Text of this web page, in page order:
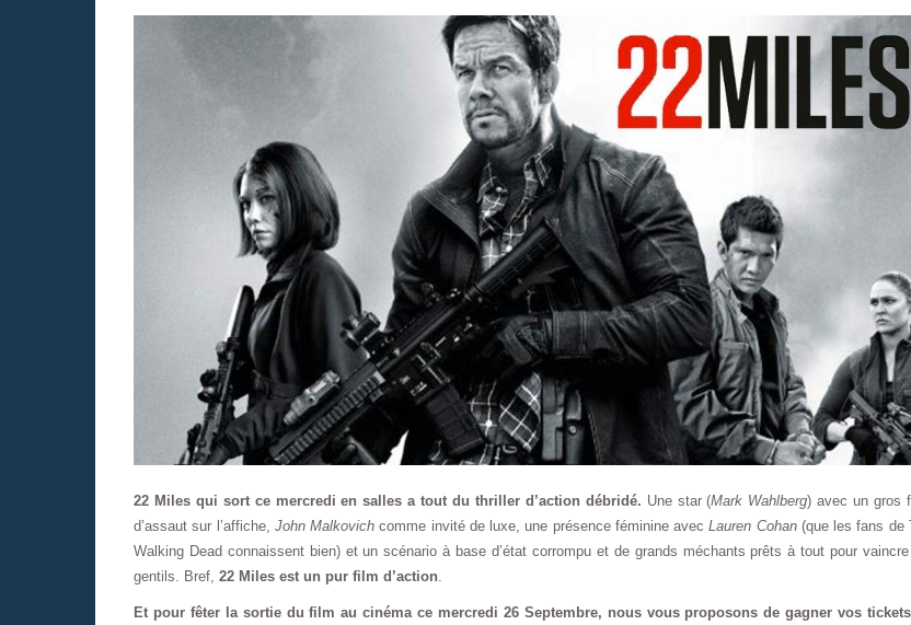
22 Miles qui sort ce mercredi en salles a tout du thriller d’action débridé. Une star (Mark Wahlberg) avec un gros
d’assaut sur l’affiche, John Malkovich comme invité de luxe, une présence féminine avec Lauren Cohan(que les fans de
Walking Dead connaissent bien) et un scénario à base d’état corrompu et de grands méchants prêts à tout pour
gentils. Bref, 22 Miles est un pur film d’action
Et pour fêter la sortie du film au cinéma ce mercredi 26 Septembre, nous vous proposons de gagner vos